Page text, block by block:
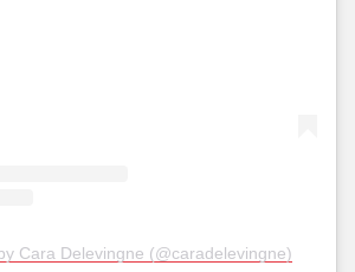
Cara Delevingne (@caradelevingne)